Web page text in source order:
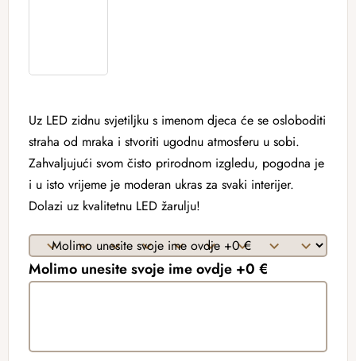
Uz LED zidnu svjetiljku s imenom djeca će se osloboditi
straha od mraka i stvoriti ugodnu atmosferu u sobi.
Zahvaljujući svom čisto prirodnom izgledu, pogodna je
i u isto vrijeme je moderan ukras za svaki interijer.
Dolazi uz kvalitetnu LED žarulju!
Molimo unesite svoje ime ovdje +0 €